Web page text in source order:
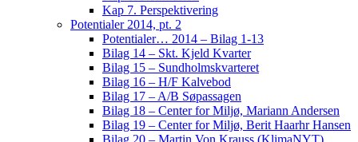
Kap 7. Perspektivering
Potentialer 2014, pt. 2
Potentialer… 2014 – Bilag 1-13
Bilag 14 – Skt. Kjeld Kvarter
Bilag 15 – Sundholmskvarteret
Bilag 16 – H/F Kalvebod
Bilag 17 – A/B Søpassagen
Bilag 18 – Center for Miljø, Mariann Andersen
Bilag 19 – Center for Miljø, Berit Haarhr Hansen
Bilag 20 – Martin Von Krauss (KlimaNYT)